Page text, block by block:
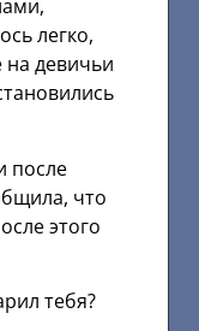
легко,
на девичьи
после
что
этого
тебя?